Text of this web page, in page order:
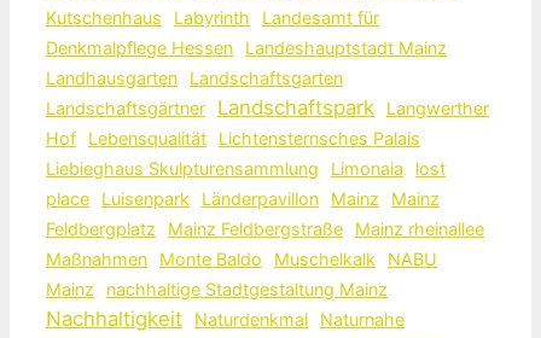
Kutschenhaus
Labyrinth
Landesamt für
Denkmalpflege Hessen
Landeshauptstadt Mainz
Landhausgarten
Landschaftsgarten
Landschaftsgärtner
Landschaftspark
Langwerther
Hof
Lebensqualität
Lichtensternsches Palais
Liebieghaus Skulpturensammlung
Limonaia
lost
place
Luisenpark Länderpavillon Mainz
Mainz
Feldbergplatz
Mainz Feldbergstraße
Mainz rheinallee
Maßnahmen
Monte Baldo Muschelkalk
NABU
Mainz
nachhaltige Stadtgestaltung Mainz
Nachhaltigkeit Naturdenkmal
Naturnahe